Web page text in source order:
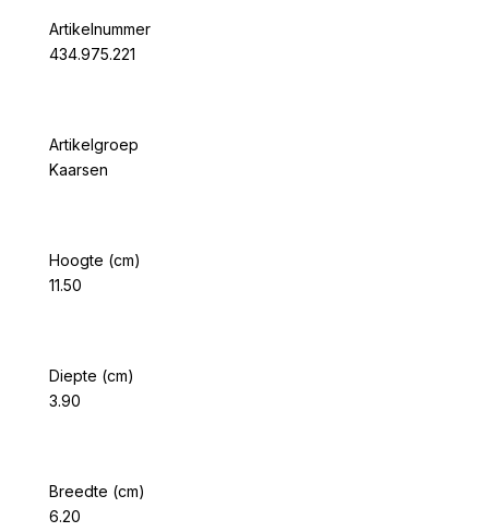
Artikelnummer
434.975.221
Artikelgroep
Kaarsen
Hoogte (cm)
11.50
Diepte (cm)
3.90
Breedte (cm)
6.20